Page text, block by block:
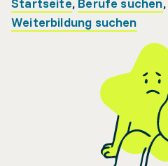
Weiterbildung suchen